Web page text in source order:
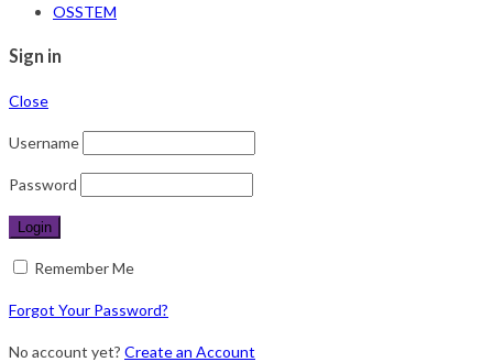
OSSTEM
Sign in
Close
Username
Password
Remember Me
Forgot Your Password?
No account yet? Create an Account